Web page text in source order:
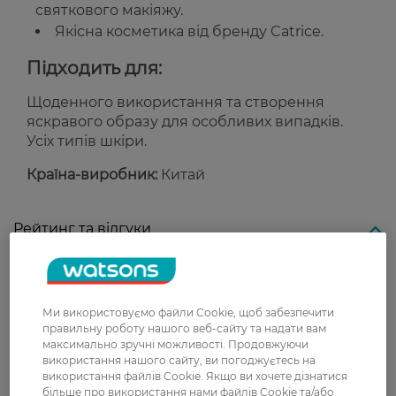
святкового макіяжу.
Якісна косметика від бренду Catrice.
Підходить для:
Щоденного використання та створення
яскравого образу для особливих випадків.
Усіх типів шкіри.
Країна-виробник: Китай
Рейтинг та відгуки
0
З 0 відгуків
Доставка
Ми використовуємо файли Cookie, щоб забезпечити
правильну роботу нашого веб-сайту та надати вам
максимально зручні можливості. Продовжуючи
використання нашого сайту, ви погоджуєтесь на
використання файлів Cookie. Якщо ви хочете дізнатися
більше про використання нами файлів Cookie та/або